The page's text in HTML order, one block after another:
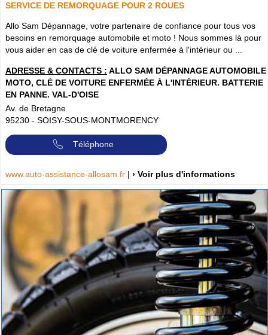
SERVICE DE REMORQUAGE POUR 2 ROUES
Allo Sam Dépannage, votre partenaire de confiance pour tous vos
besoins en remorquage automobile et moto ! Nous sommes là pour
vous aider en cas de clé de voiture enfermée à l'intérieur ou ...
ADRESSE & CONTACTS : ALLO SAM DÉPANNAGE AUTOMOBILE
MOTO, CLÉ DE VOITURE ENFERMÉE À L'INTÉRIEUR. BATTERIE
EN PANNE. VAL-D'OISE
Av. de Bretagne
95230 - SOISY-SOUS-MONTMORENCY
Téléphone
www.auto-assistance-allosam.fr | › Voir plus d'informations